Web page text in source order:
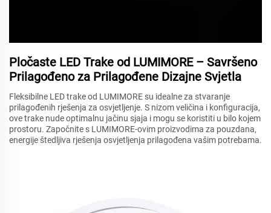
Pločaste LED Trake od LUMIMORE – Savršeno
Prilagođeno za Prilagođene Dizajne Svjetla
Fleksibilne LED trake od LUMIMORE su idealne za stvaranje
prilagođenih rješenja za osvjetljenje. S nizom veličina i konfiguracija,
ove trake nude optimalnu jačinu sjaja i mogu se koristiti u bilo kojem
prostoru. Započnite s LUMIMORE-ovim proizvodima za pouzdana,
energije štedljiva rješenja osvjetljenja prilagođena vašim potrebama.